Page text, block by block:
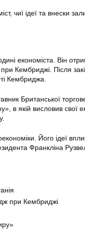
чиї ідеї та внески
економіста. Він
при Кембриджі. Після
Кембриджа.
Британської
в якій висловив свої
Його ідеї
Франкліна
при Кембриджі